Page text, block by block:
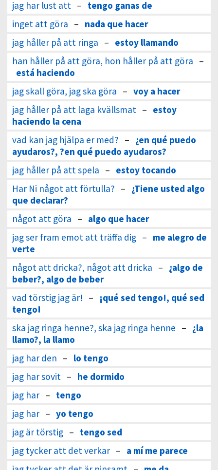
jag har lust att – tengo ganas de
inget att göra – nada que hacer
jag håller på att ringa – estoy llamando
han håller på att göra, hon håller på att göra –
está haciendo
jag skall göra, jag ska göra – voy a hacer
jag håller på att laga kvällsmat – estoy
haciendo la cena
vad kan jag hjälpa er med? – ¿en qué puedo
ayudaros?, ?en qué puedo ayudaros?
jag håller på att spela – estoy tocando
Har Ni något att förtulla? – ¿Tiene usted algo
que declarar?
något att göra – algo que hacer
jag ser fram emot att träffa dig – me alegro de
verte
något att dricka?, något att dricka – ¿algo de
beber?, algo de beber
vad törstig jag är! –
¡qué sed tengo!, qué sed
tengo!
ska jag ringa henne?, ska jag ringa henne – ¿la
llamo?, la llamo
jag har den – lo tengo
jag har sovit – he dormido
jag har – tengo
jag har – yo tengo
jag är törstig – tengo sed
jag tycker att det verkar – a mí me parece